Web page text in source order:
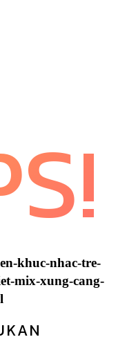
khuc-nhac-tre-
mix-xung-cang-